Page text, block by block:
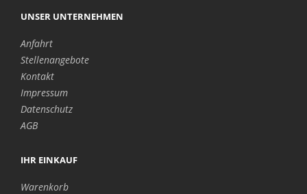
UNSER UNTERNEHMEN
Anfahrt
Stellenangebote
Kontakt
Impressum
Datenschutz
AGB
IHR EINKAUF
Warenkorb